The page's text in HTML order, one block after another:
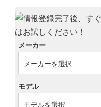
メーカー
モデル